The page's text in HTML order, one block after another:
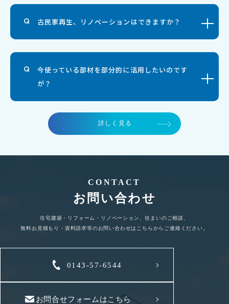
古民家再生、リノベーションはできますか？
今使っている部材を部分的に活用したいのです
が？
詳しく見る
CONTACT
お問い合わせ
住宅建築・リフォーム・リノベーション、住まいのご相談、
無料お見積もり・資料請求等のお問い合わせはこちらからご連絡ください。
0143-57-6544
お問合せフォームはこちら